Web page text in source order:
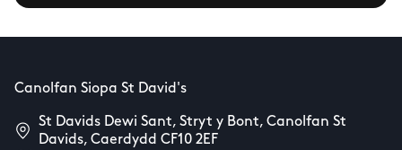
Canolfan Siopa St David's
St Davids Dewi Sant, Stryt y Bont, Canolfan St
Davids, Caerdydd CF10 2EF